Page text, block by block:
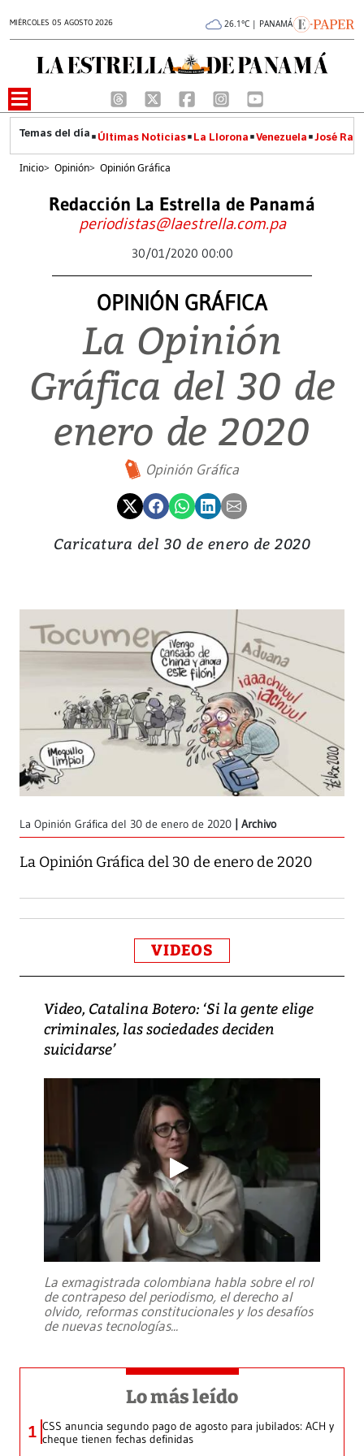
MIÉRCOLES 05 AGOSTO 2026 26.1°C | PANAMÁ
Últimas Noticias La Llorona Venezuela José
Inicio> Opinión> Opinión Gráfica
Redacción La Estrella de Panamá
periodistas@laestrella.com.pa
30/01/2020 00:00
OPINIÓN GRÁFICA
La Opinión
Gráfica del 30 de
enero de 2020
Opinión Gráfica
Caricatura del 30 de enero de 2020
La Opinión Gráfica del 30 de enero de 2020 Archivo
La Opinión Gráfica del 30 de enero de 2020
VIDEOS
Video, Catalina Botero: ‘Si la gente elige
criminales, las sociedades deciden
suicidarse’
La exmagistrada colombiana habla sobre el rol
de contrapeso del periodismo, el derecho al
olvido, reformas constitucionales y los desafíos
de nuevas tecnologías...
Lo más leído
1 CSS anuncia segundo pago de agosto para jubilados: ACH y
cheque tienen fechas definidas